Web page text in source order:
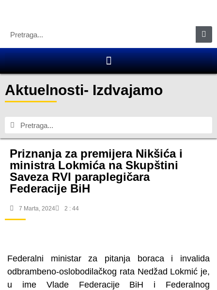
Aktuelnosti- Izdvajamo
Priznanja za premijera Nikšića i
ministra Lokmića na Skupštini
Saveza RVI paraplegičara
Federacije BiH
7 Marta, 2024 2 : 44
Federalni ministar za pitanja boraca i invalida
odbrambeno-oslobodilačkog rata Nedžad Lokmić je,
u ime Vlade Federacije BiH i Federalnog